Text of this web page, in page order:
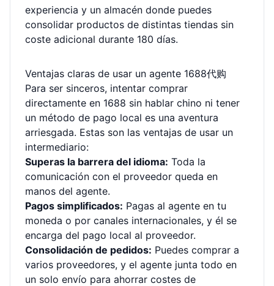
experiencia y un almacén donde puedes
consolidar productos de distintas tiendas sin
coste adicional durante 180 días.
Ventajas claras de usar un agente 1688代购
Para ser sinceros, intentar comprar
directamente en 1688 sin hablar chino ni tener
un método de pago local es una aventura
arriesgada. Estas son las ventajas de usar un
intermediario:
Superas la barrera del idioma: Toda la
comunicación con el proveedor queda en
manos del agente.
Pagos simplificados: Pagas al agente en tu
moneda o por canales internacionales, y él se
encarga del pago local al proveedor.
Consolidación de pedidos: Puedes comprar a
varios proveedores, y el agente junta todo en
un solo envío para ahorrar costes de